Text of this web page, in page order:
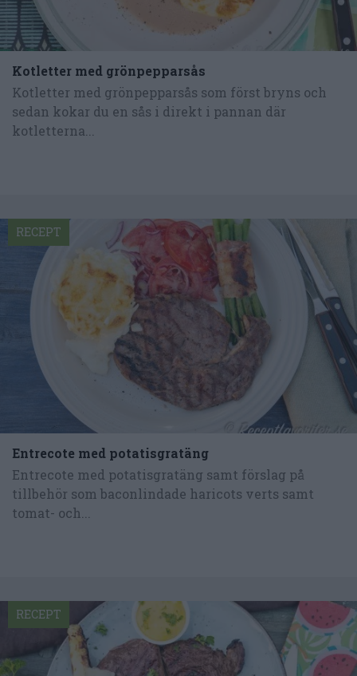
Kotletter med grönpepparsås
Kotletter med grönpepparsås som först bryns och
sedan kokar du en sås i direkt i pannan där
kotletterna...
Entrecote med potatisgratäng
Entrecote med potatisgratäng samt förslag på
tillbehör som baconlindade haricots verts samt
tomat- och...
RECEPT
RECEPT